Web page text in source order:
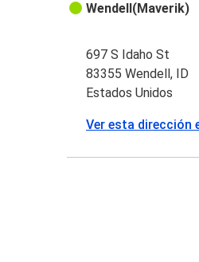
Wendell(Maverik)
697 S Idaho St
83355 Wendell, ID
Estados Unidos
Ver esta dirección